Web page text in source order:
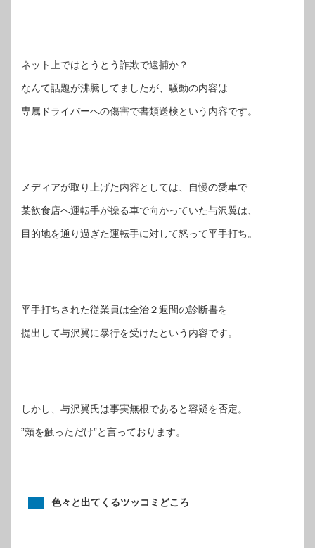
ネット上ではとうとう詐欺で逮捕か？
なんて話題が沸騰してましたが、騒動の内容は
専属ドライバーへの傷害で書類送検という内容です。
メディアが取り上げた内容としては、自慢の愛車で
某飲食店へ運転手が操る車で向かっていた与沢翼は、
目的地を通り過ぎた運転手に対して怒って平手打ち。
平手打ちされた従業員は全治２週間の診断書を
提出して与沢翼に暴行を受けたという内容です。
しかし、与沢翼氏は事実無根であると容疑を否定。
”頬を触っただけ”と言っております。
色々と出てくるツッコミどころ